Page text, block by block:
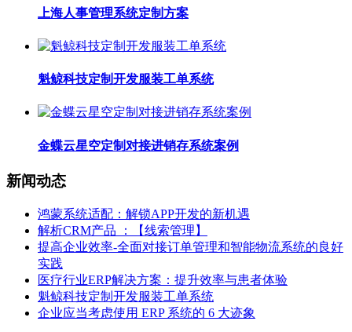
上海人事管理系统定制方案
魁鲸科技定制开发服装工单系统
金蝶云星空定制对接进销存系统案例
新闻动态
鸿蒙系统适配：解锁APP开发的新机遇
解析CRM产品 ：【线索管理】
提高企业效率-全面对接订单管理和智能物流系统的良好
实践
医疗行业ERP解决方案：提升效率与患者体验
魁鲸科技定制开发服装工单系统
企业应当考虑使用 ERP 系统的 6 大迹象